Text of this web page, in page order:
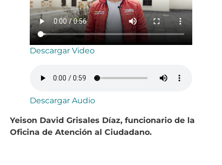
Descargar Video
Descargar Audio
Yeison David Grisales Díaz, funcionario de la
Oficina de Atención al Ciudadano.